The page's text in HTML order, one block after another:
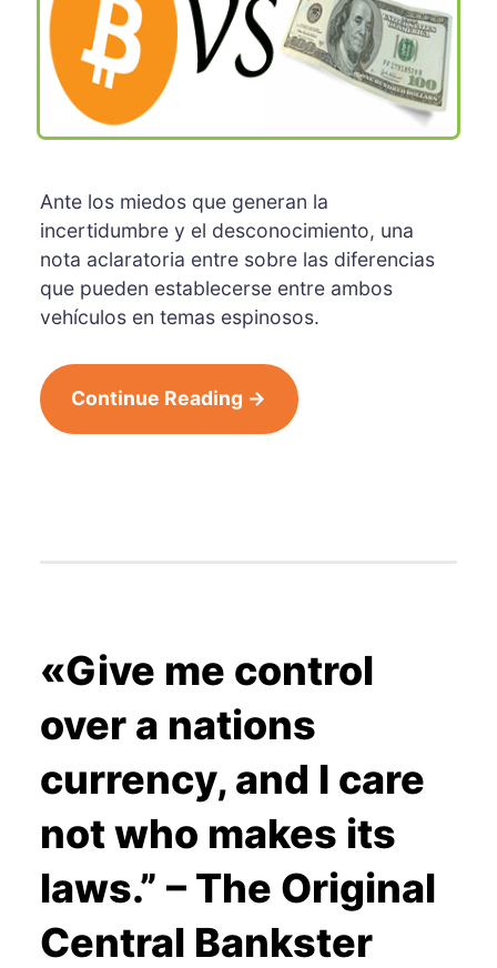
Ante los miedos que generan la
incertidumbre y el desconocimiento, una
nota aclaratoria entre sobre las diferencias
que pueden establecerse entre ambos
vehículos en temas espinosos.
Continue Reading →
«Give me control
over a nations
currency, and I care
not who makes its
laws.” – The Original
Central Bankster